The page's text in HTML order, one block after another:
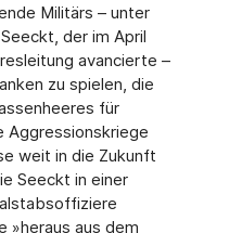
Militärs – unter
der im April
avancierte –
zu spielen, die
für
Aggressionskriege
weit in die Zukunft
Seeckt in einer
»heraus aus dem